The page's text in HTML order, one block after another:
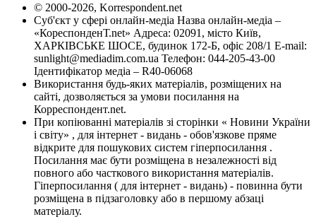
© 2000-2026, Korrespondent.net
Суб'єкт у сфері онлайн-медіа Назва онлайн-медіа –
«КореспонденТ.net» Адреса: 02091, місто Київ,
ХАРКІВСЬКЕ ШОСЕ, будинок 172-Б, офіс 208/1 E-mail:
sunlight@mediadim.com.ua Телефон: 044-205-43-00
Ідентифікатор медіа – R40-06068
Використання будь-яких матеріалів, розміщених на
сайті, дозволяється за умови посилання на
Корреспондент.net.
При копіюванні матеріалів зі сторінки « Новини України
і світу» , для інтернет - видань - обов'язкове пряме
відкрите для пошукових систем гіперпосилання .
Посилання має бути розміщена в незалежності від
повного або часткового використання матеріалів.
Гіперпосилання ( для інтернет - видань) - повинна бути
розміщена в підзаголовку або в першому абзаці
матеріалу.